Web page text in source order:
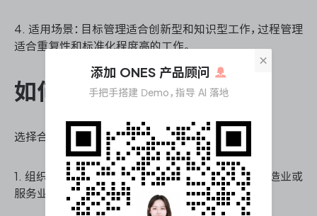
4. 适用场景：目标管理适合创新型和知识型工作，过程管理
适合重复性和标准化程度高的工作。
如何选择适合的管理方法
选择合适的管理方法需要考虑多个因素：
1. 组织性质：创新型企业可能更适合目标管理，而制造业或
服务业可能更适合过程管理。
×
添加 ONES 产品顾问
手把手搭建 Demo，指导 AI 落地